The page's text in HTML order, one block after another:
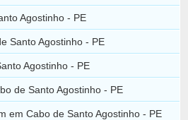
Agostinho - PE
Santo Agostinho - PE
Agostinho - PE
de Santo Agostinho - PE
em Cabo de Santo Agostinho - PE